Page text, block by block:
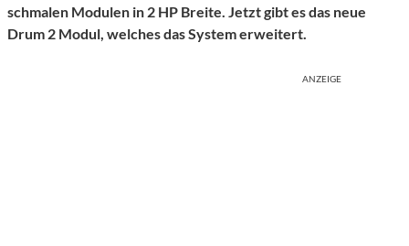
schmalen Modulen in 2 HP Breite. Jetzt gibt es das neue
Drum 2 Modul, welches das System erweitert.
ANZEIGE